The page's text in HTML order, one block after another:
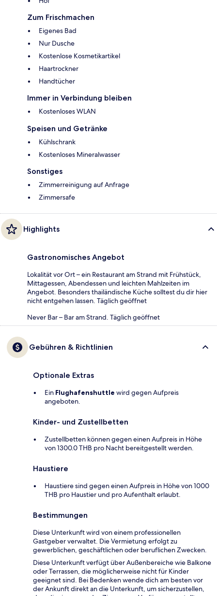
Zum Frischmachen
Eigenes Bad
Nur Dusche
Kostenlose Kosmetikartikel
Haartrockner
Handtücher
Immer in Verbindung bleiben
Kostenloses WLAN
Speisen und Getränke
Kühlschrank
Kostenloses Mineralwasser
Sonstiges
Zimmerreinigung auf Anfrage
Zimmersafe
Highlights
Gastronomisches Angebot
Lokalität vor Ort – ein Restaurant am Strand mit Frühstück,
Mittagessen, Abendessen und leichten Mahlzeiten im
Angebot. Besonders thailändische Küche solltest du dir hier
nicht entgehen lassen. Täglich geöffnet
Never Bar – Bar am Strand. Täglich geöffnet
Gebühren & Richtlinien
Optionale Extras
Ein Flughafenshuttle wird gegen Aufpreis
angeboten.
Kinder- und Zustellbetten
Zustellbetten können gegen einen Aufpreis in Höhe
von 1300.0 THB pro Nacht bereitgestellt werden.
Haustiere
Haustiere sind gegen einen Aufpreis in Höhe von 1000
THB pro Haustier und pro Aufenthalt erlaubt.
Bestimmungen
Diese Unterkunft wird von einem professionellen
Gastgeber verwaltet. Die Vermietung erfolgt zu
gewerblichen, geschäftlichen oder beruflichen Zwecken.
Diese Unterkunft verfügt über Außenbereiche wie Balkone
oder Terrassen, die möglicherweise nicht für Kinder
geeignet sind. Bei Bedenken wende dich am besten vor
der Ankunft direkt an die Unterkunft, um sicherzustellen,